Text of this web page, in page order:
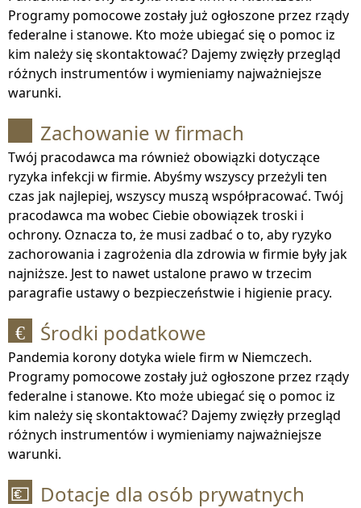
Programy pomocowe zostały już ogłoszone przez rządy
federalne i stanowe. Kto może ubiegać się o pomoc iz
kim należy się skontaktować? Dajemy zwięzły przegląd
różnych instrumentów i wymieniamy najważniejsze
warunki.
Zachowanie w firmach
Twój pracodawca ma również obowiązki dotyczące
ryzyka infekcji w firmie. Abyśmy wszyscy przeżyli ten
czas jak najlepiej, wszyscy muszą współpracować. Twój
pracodawca ma wobec Ciebie obowiązek troski i
ochrony. Oznacza to, że musi zadbać o to, aby ryzyko
zachorowania i zagrożenia dla zdrowia w firmie były jak
najniższe. Jest to nawet ustalone prawo w trzecim
paragrafie ustawy o bezpieczeństwie i higienie pracy.
€ Środki podatkowe
Pandemia korony dotyka wiele firm w Niemczech.
Programy pomocowe zostały już ogłoszone przez rządy
federalne i stanowe. Kto może ubiegać się o pomoc iz
kim należy się skontaktować? Dajemy zwięzły przegląd
różnych instrumentów i wymieniamy najważniejsze
warunki.
💶 Dotacje dla osób prywatnych